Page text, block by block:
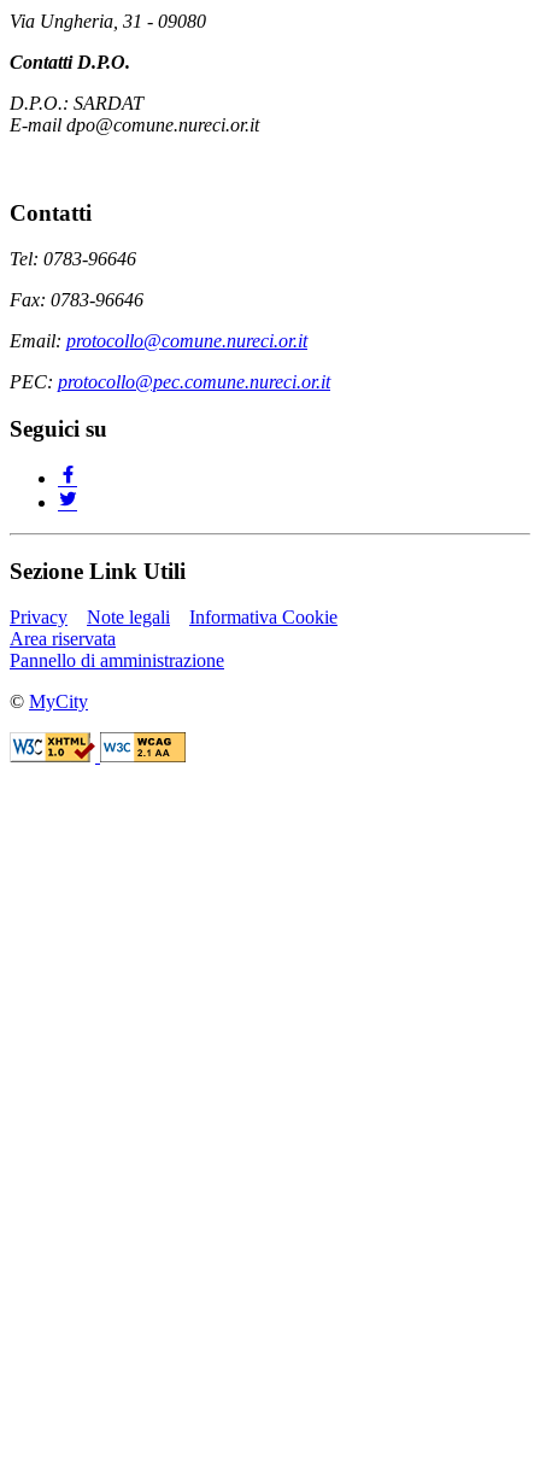
Via Ungheria, 31 - 09080
Contatti D.P.O.
D.P.O.: SARDAT
E-mail dpo@comune.nureci.or.it
Contatti
Tel: 0783-96646
Fax: 0783-96646
Email: protocollo@comune.nureci.or.it
PEC: protocollo@pec.comune.nureci.or.it
Seguici su
Sezione Link Utili
Privacy Note legali
Informativa Cookie
Area riservata
Pannello di amministrazione
© MyCity